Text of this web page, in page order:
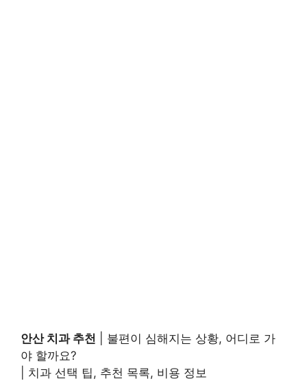
안산 치과 추천 | 불편이 심해지는 상황, 어디로 가
야 할까요?
| 치과 선택 팁, 추천 목록, 비용 정보